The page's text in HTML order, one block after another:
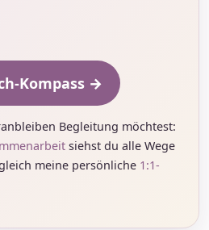
Kompass →
Begleitung möchtest:
siehst du alle Wege
meine persönliche 1:1-